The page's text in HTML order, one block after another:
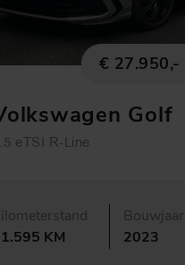
€ 27.950,-
Golf
eTSI R-Line
KM
Bouwjaar
2023